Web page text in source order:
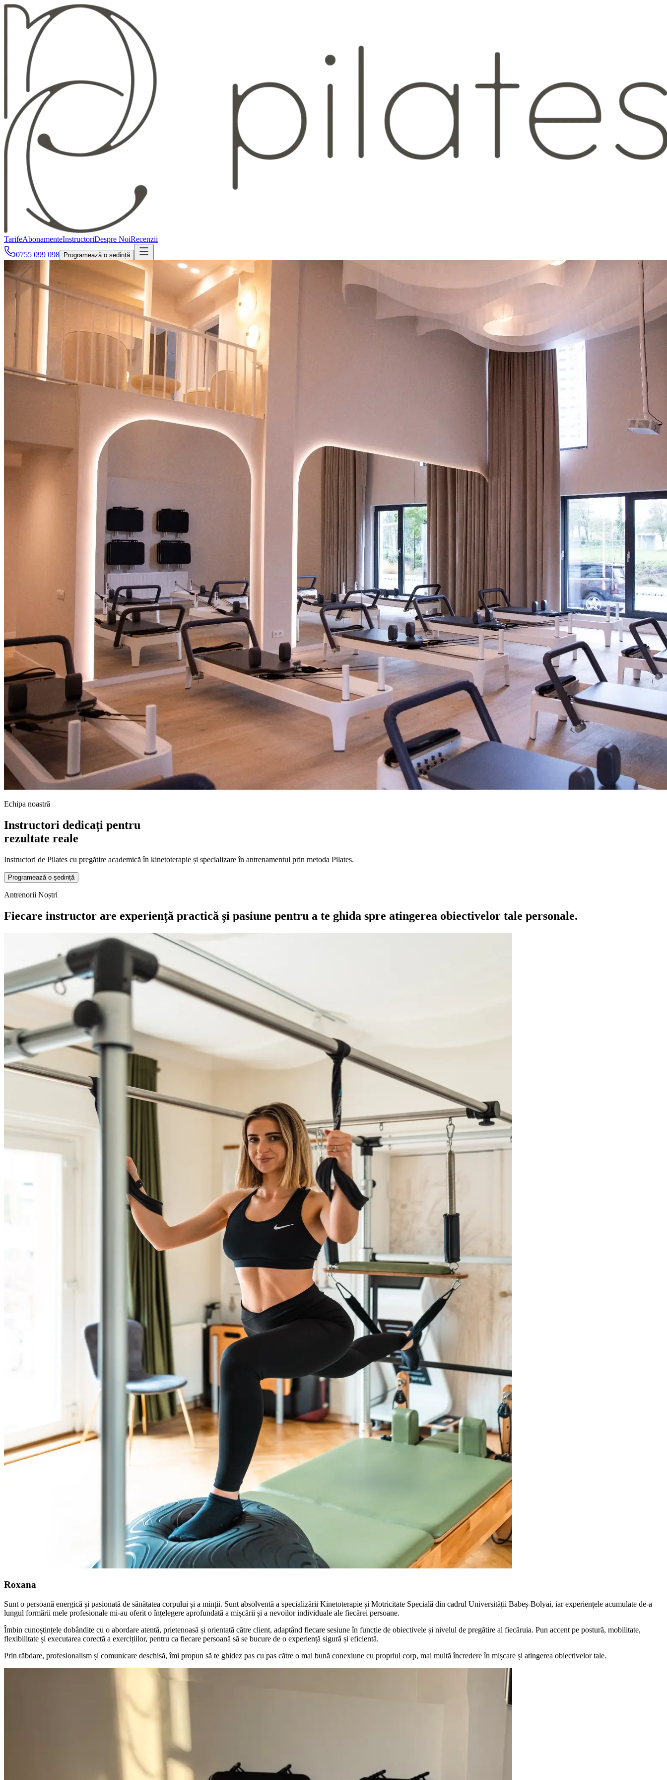
TarifeAbonamenteInstructoriDespre NoiRecenzii
0755 099 098
Programează o ședință
Echipa noastră
Instructori dedicați pentru
rezultate reale
Instructori de Pilates cu pregătire academică în kinetoterapie și specializare în antrenamentul prin metoda Pilates.
Programează o ședință
Antrenorii Noștri
Fiecare instructor are experiență practică și pasiune pentru a te ghida spre atingerea obiectivelor tale personale.
Roxana
Sunt o persoană energică și pasionată de sănătatea corpului și a minții. Sunt absolventă a specializării Kinetoterapie și Motricitate Specială din cadrul Universității Babeș-Bolyai, iar experiențele acumulate de-a
lungul formării mele profesionale mi-au oferit o înțelegere aprofundată a mișcării și a nevoilor individuale ale fiecărei persoane.
Îmbin cunoștințele dobândite cu o abordare atentă, prietenoasă și orientată către client, adaptând fiecare sesiune în funcție de obiectivele și nivelul de pregătire al fiecăruia. Pun accent pe postură, mobilitate,
flexibilitate și executarea corectă a exercițiilor, pentru ca fiecare persoană să se bucure de o experiență sigură și eficientă.
Prin răbdare, profesionalism și comunicare deschisă, îmi propun să te ghidez pas cu pas către o mai bună conexiune cu propriul corp, mai multă încredere în mișcare și atingerea obiectivelor tale.